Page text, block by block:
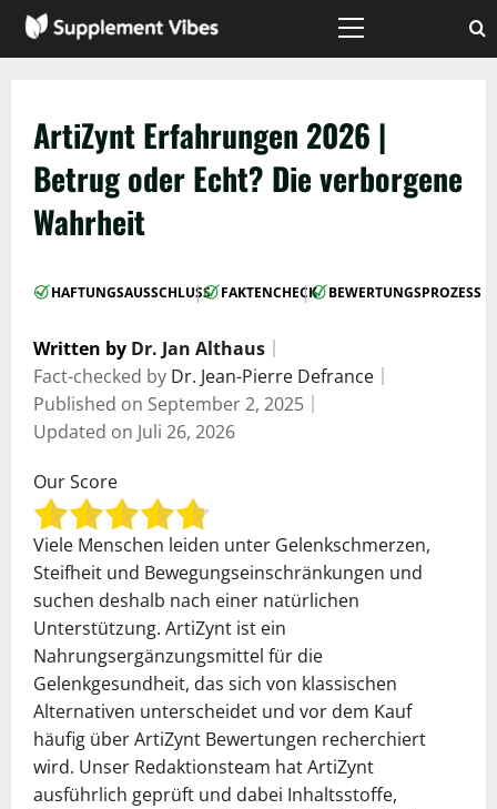
Zum
Inhalt
Hauptmenü
ArtiZynt Erfahrungen 2026 |
Betrug oder Echt? Die verborgene
Wahrheit
HAFTUNGSAUSSCHLUSS
| FAKTENCHECK
| BEWERTUNGSPROZESS
Written by Dr. Jan Althaus
Fact-checked by Dr. Jean-Pierre Defrance
Published on September 2, 2025
Updated on Juli 26, 2026
Our Score
Viele Menschen leiden unter Gelenkschmerzen,
Steifheit und Bewegungseinschränkungen und
suchen deshalb nach einer natürlichen
Unterstützung. ArtiZynt ist ein
Nahrungsergänzungsmittel für die
Gelenkgesundheit, das sich von klassischen
Alternativen unterscheidet und vor dem Kauf
häufig über ArtiZynt Bewertungen recherchiert
wird. Unser Redaktionsteam hat ArtiZynt
ausführlich geprüft und dabei Inhaltsstoffe,